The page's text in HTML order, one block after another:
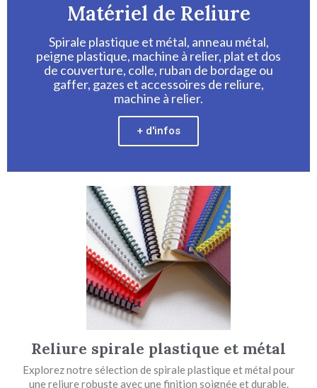
Matériel de Reliure
Spirale plastique et métal, anneau métal,
peigne plastique, machine à relier, plat et dos
de couverture, colle, ruban de bordage ou
gaffer, gazes et accessoires de reliure,
machine à relier.
+ d'infos
Reliure spirale plastique et métal
Explorez notre sélection de spirale plastique et métal pour
une reliure robuste avec une finition soignée et durable.